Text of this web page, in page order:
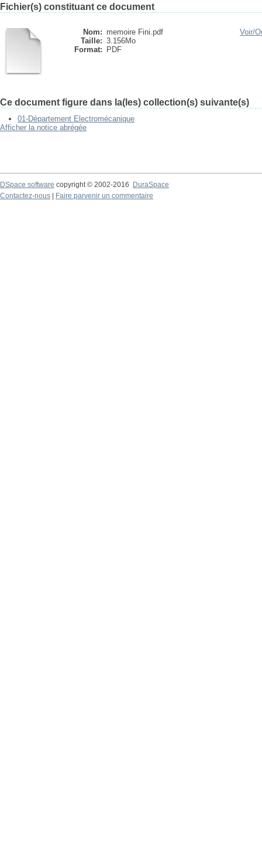
Fichier(s) constituant ce document
Nom: memoire Fini.pdf
Taille: 3.156Mo
Format:
PDF
Voir/
Ce document figure dans la(les) collection(s) suivante(s)
01-Département Electromécanique
Afficher la notice abrégée
DSpace software copyright © 2002-2016
DuraSpace
Contactez-nous
Faire parvenir un commentaire